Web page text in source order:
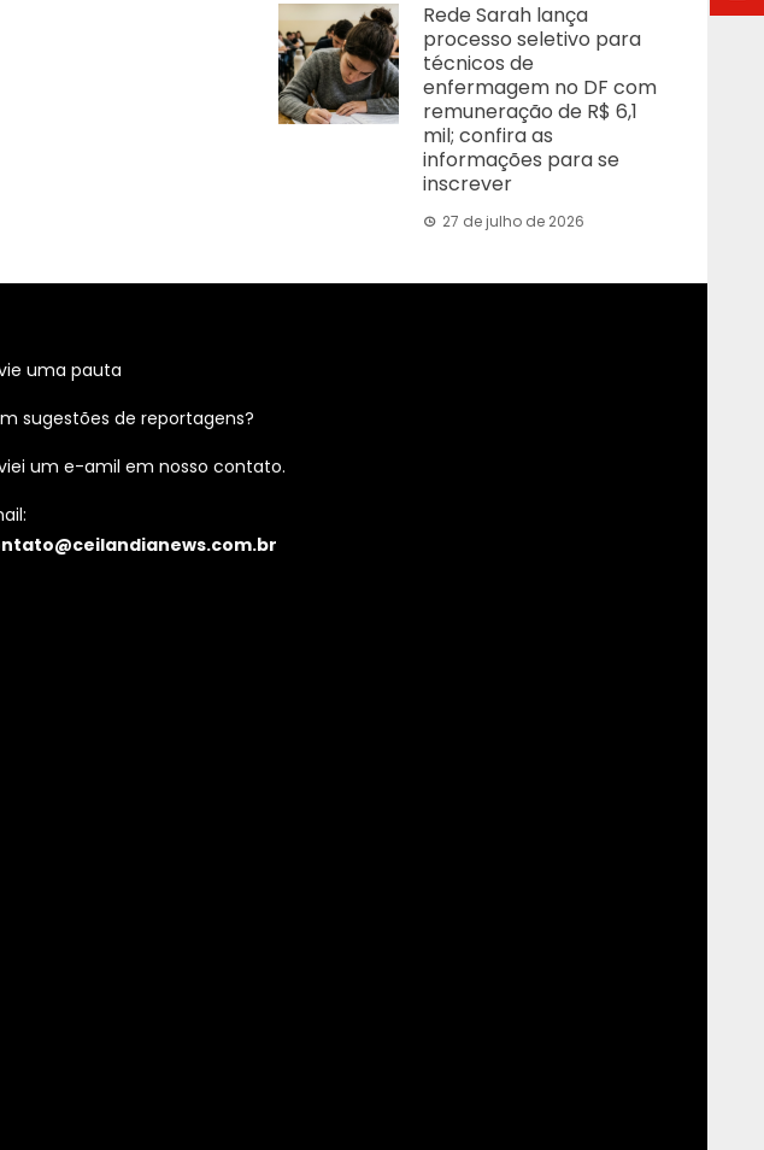
Rede Sarah lança
processo seletivo para
técnicos de
enfermagem no DF com
remuneração de R$ 6,1
mil; confira as
informações para se
inscrever
27 de julho de 2026
uma pauta
sugestões de reportagens?
um e-amil em nosso contato.